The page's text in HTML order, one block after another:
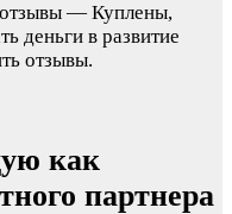
отзывы — Куплены,
деньги в развитие
отзывы.
как
партнера